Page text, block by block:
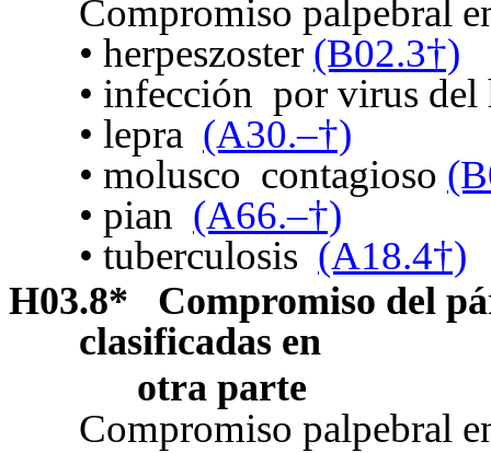
Compromiso palpebral
• herpeszoster (B02.3†)
• infección por virus del
• lepra (A30.–†)
• molusco contagioso
• pian (A66.–†)
• tuberculosis (A18.4†)
H03.8*
Compromiso del
clasificadas en
otra parte
Compromiso palpebral